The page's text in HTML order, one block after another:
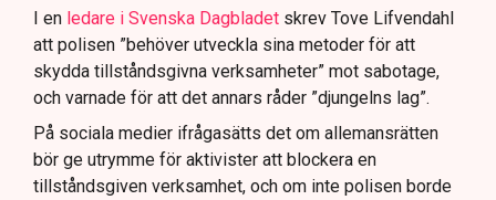
I en ledare i Svenska Dagbladet skrev Tove Lifvendahl
att polisen ”behöver utveckla sina metoder för att
skydda tillståndsgivna verksamheter” mot sabotage,
och varnade för att det annars råder ”djungelns lag”.
På sociala medier ifrågasätts det om allemansrätten
bör ge utrymme för aktivister att blockera en
tillståndsgiven verksamhet, och om inte polisen borde